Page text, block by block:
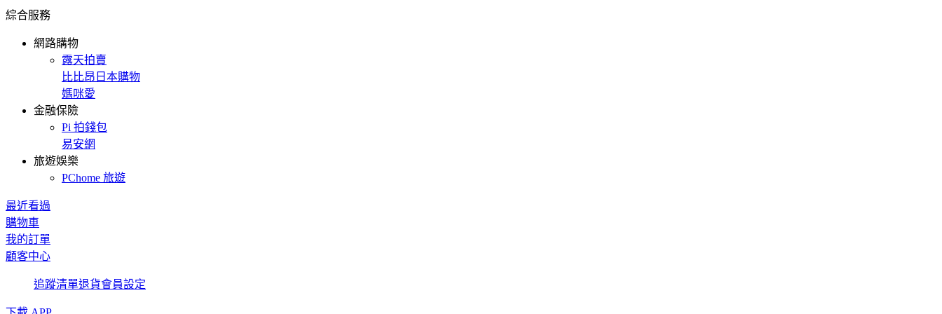
綜合服務
網路購物
露天拍賣
比比昂日本購物
媽咪愛
金融保險
Pi 拍錢包
易安網
旅遊娛樂
PChome 旅遊
最近看過
購物車
我的訂單
顧客中心
追蹤清單退貨會員設定